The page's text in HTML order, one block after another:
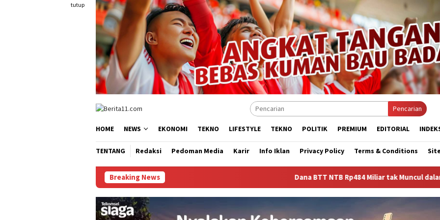
tutup
Pencarian
HOME NEWS EKONOMI TEKNO LIFESTYLE TEKNO POLITIK PREMIUM EDITORIAL
TENTANG Redaksi Pedoman Media Karir Info Iklan Privacy Policy Terms & Conditions
Breaking News Dana BTT NTB Rp484 Miliar tak Muncul dalam LHP BPK,